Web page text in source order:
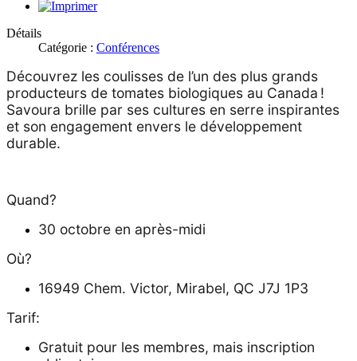
Détails
Catégorie : Conférences
Découvrez les coulisses de l’un des plus grands
producteurs de tomates biologiques au Canada !
Savoura brille par ses cultures en serre inspirantes
et son engagement envers le développement
durable.
Quand?
30 octobre en après-midi
Où?
16949 Chem. Victor, Mirabel, QC J7J 1P3
Tarif:
Gratuit pour les membres, mais inscription